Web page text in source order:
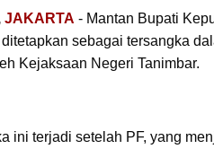
JAKARTA - Mantan Bupati
sebagai tersangka
Kejaksaan Negeri Tanimbar.
ini terjadi setelah PF, yang